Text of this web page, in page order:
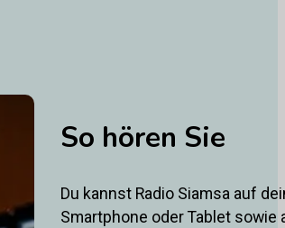
So hören Sie
Du kannst Radio Siamsa auf
Smartphone oder Tablet sowie